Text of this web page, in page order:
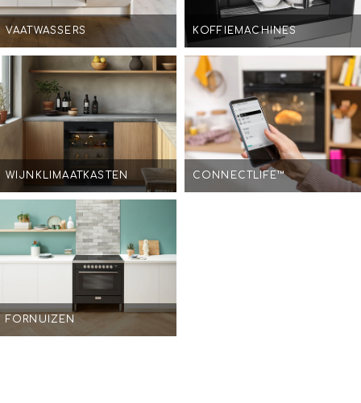
VAATWASSERS KOFFIEMACHINES
WIJNKLIMAATKASTEN CONNECTLIFE™
FORNUIZEN